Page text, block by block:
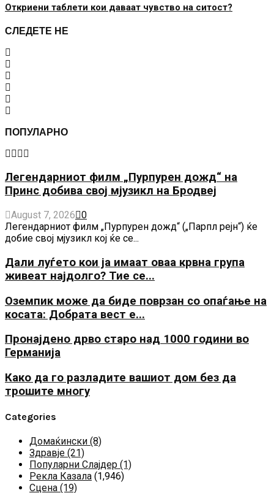
Откриени таблети кои даваат чувство на ситост?
СЛЕДЕТЕ НЕ
ПОПУЛАРНО
Легендарниот филм „Пурпурен дожд“ на
Принс добива свој мјузикл на Бродвеј
August 7, 2026 0
Легендарниот филм „Пурпурен дожд“ („Парпл рејн“) ќе
добие свој мјузикл кој ќе се...
Дали луѓето кои ја имаат оваа крвна група
живеат најдолго? Тие се...
Оземпик може да биде поврзан со опаѓање на
косата: Добрата вест е...
Пронајдено дрво старо над 1000 години во
Германија
Како да го разладите вашиот дом без да
трошите многу
Categories
Домаќински (8)
Здравје (21)
Популарни Слајдер (1)
Рекла Казала (1,946)
Сцена (19)